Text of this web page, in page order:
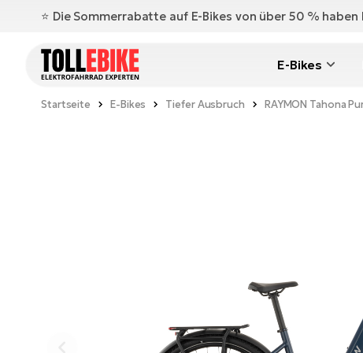
⭐️ Die Sommerrabatte auf E-Bikes von über 50 % haben
E-Bikes
Startseite E-Bikes Tiefer Ausbruch RAYMON Tahona